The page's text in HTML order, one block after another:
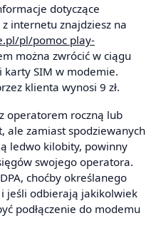
dotyczące
internetu znajdziesz na
pl/pomoc play-
można zwrócić w ciągu
SIM w modemie.
klienta wynosi 9 zł.
operatorem roczną lub
ale zamiast spodziewanych
ledwo kilobity, powinny
swojego operatora.
choćby określanego
jeśli odbierają jakikolwiek
podłączenie do modemu